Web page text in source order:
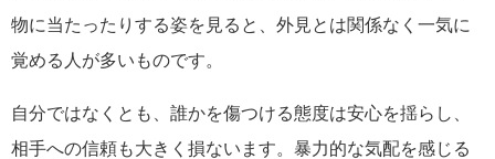
物に当たったりする姿を見ると、外見とは関係なく一気に
覚める人が多いものです。
自分ではなくとも、誰かを傷つける態度は安心を揺らし、
相手への信頼も大きく損ないます。暴力的な気配を感じる